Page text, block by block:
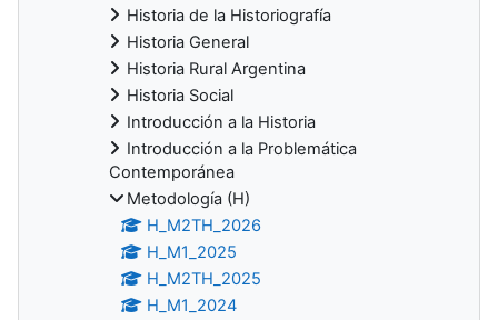
Historia de la Historiografía
Historia General
Historia Rural Argentina
Historia Social
Introducción a la Historia
Introducción a la Problemática
Contemporánea
Metodología (H)
H_M2TH_2026
H_M1_2025
H_M2TH_2025
H_M1_2024